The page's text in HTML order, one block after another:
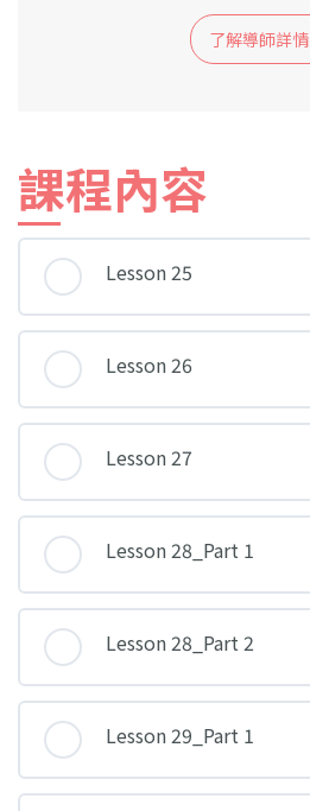
了解導師詳情
課程內容
Lesson 25
Lesson 26
Lesson 27
Lesson 28_Part 1
Lesson 28_Part 2
Lesson 29_Part 1